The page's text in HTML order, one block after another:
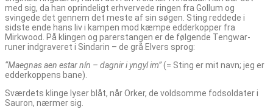
med sig, da han oprindeligt erhvervede ringen fra Gollum og
svingede det gennem det meste af sin søgen. Sting reddede i
sidste ende hans liv i kampen mod kæmpe edderkopper fra
Mirkwood. På klingen og parerstangen er de følgende Tengwar-
runer indgraveret i Sindarin – de grå Elvers sprog:
“Maegnas aen estar nín – dagnir i yngyl im”(= Sting er mit navn; jeg er
edderkoppens bane).
Sværdets klinge lyser blåt, når Orker, de voldsomme fodsoldater i
Sauron, nærmer sig.